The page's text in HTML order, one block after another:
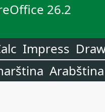
26.2
Impress
Arabština